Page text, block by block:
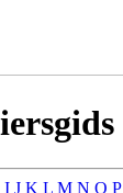
I J K L M N O P